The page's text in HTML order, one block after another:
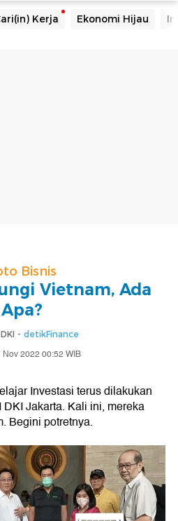
Kerja Ekonomi Hijau
Bisnis
Vietnam, Ada
Apa?
- detikFinance
Nov 2022 00:52 WIB
Investasi terus dilakukan
Jakarta. Kali ini, mereka
Begini potretnya.